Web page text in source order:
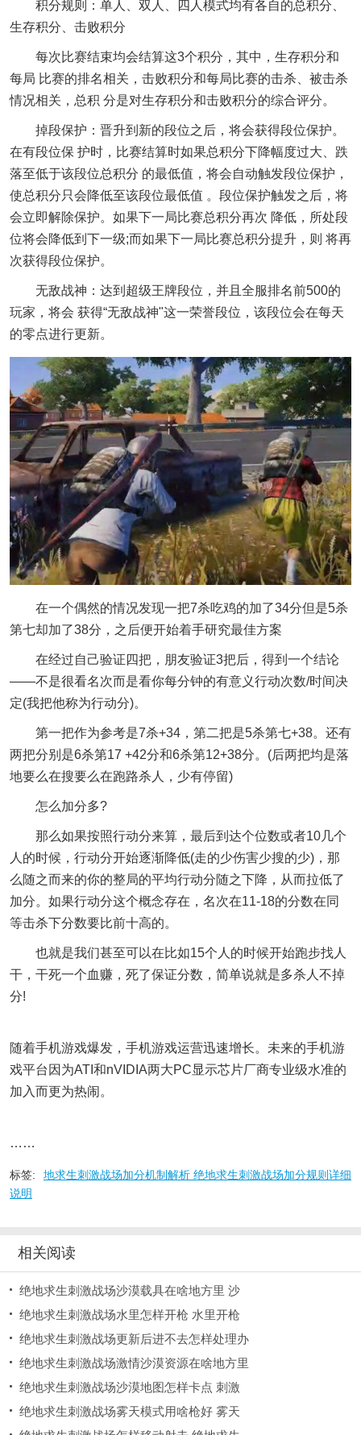
积分规则：单人、双人、四人模式均有各自的总积分、
生存积分、击败积分
每次比赛结束均会结算这3个积分，其中，生存积分和
每局 比赛的排名相关，击败积分和每局比赛的击杀、被击杀
情况相关，总积 分是对生存积分和击败积分的综合评分。
掉段保护：晋升到新的段位之后，将会获得段位保护。
在有段位保 护时，比赛结算时如果总积分下降幅度过大、跌
落至低于该段位总积分 的最低值，将会自动触发段位保护，
使总积分只会降低至该段位最低值 。段位保护触发之后，将
会立即解除保护。如果下一局比赛总积分再次 降低，所处段
位将会降低到下一级;而如果下一局比赛总积分提升，则 将再
次获得段位保护。
无敌战神：达到超级王牌段位，并且全服排名前500的
玩家，将会 获得“无敌战神"这一荣誉段位，该段位会在每天
的零点进行更新。
在一个偶然的情况发现一把7杀吃鸡的加了34分但是5杀
第七却加了38分，之后便开始着手研究最佳方案
在经过自己验证四把，朋友验证3把后，得到一个结论
——不是很看名次而是看你每分钟的有意义行动次数/时间决
定(我把他称为行动分)。
第一把作为参考是7杀+34，第二把是5杀第七+38。还有
两把分别是6杀第17 +42分和6杀第12+38分。(后两把均是落
地要么在搜要么在跑路杀人，少有停留)
怎么加分多?
那么如果按照行动分来算，最后到达个位数或者10几个
人的时候，行动分开始逐渐降低(走的少伤害少搜的少)，那
么随之而来的你的整局的平均行动分随之下降，从而拉低了
加分。如果行动分这个概念存在，名次在11-18的分数在同
等击杀下分数要比前十高的。
也就是我们甚至可以在比如15个人的时候开始跑步找人
干，干死一个血赚，死了保证分数，简单说就是多杀人不掉
分!
随着手机游戏爆发，手机游戏运营迅速增长。未来的手机游
戏平台因为ATI和nVIDIA两大PC显示芯片厂商专业级水准的
加入而更为热闹。
……
标签:
地求生刺激战场加分机制解析 绝地求生刺激战场加分规则详细
说明
相关阅读
绝地求生刺激战场沙漠载具在啥地方里 沙
绝地求生刺激战场水里怎样开枪 水里开枪
绝地求生刺激战场更新后进不去怎样处理办
绝地求生刺激战场激情沙漠资源在啥地方里
绝地求生刺激战场沙漠地图怎样卡点 刺激
绝地求生刺激战场雾天模式用啥枪好 雾天